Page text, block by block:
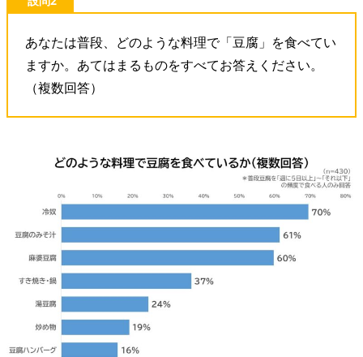
あなたは普段、どのような料理で「豆腐」を食べてい
ますか。あてはまるものをすべてお答えください。
（複数回答）